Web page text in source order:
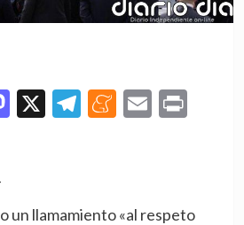
Mastodon
X Telegram
Meneame
Email